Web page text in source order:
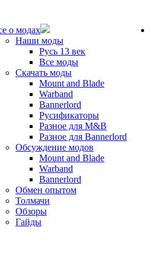
о модах
Наши моды
Русь 13 век
Все моды
Скачать моды
Mount and Blade
Warband
Bannerlord
Русификаторы
Разное для M&B
Разное для Bannerlord
Обсуждение модов
Mount and Blade
Warband
Bannerlord
Обмен опытом
Толмачи
Обзоры
Гайды